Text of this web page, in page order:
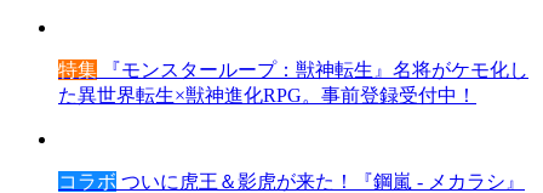
特集 『モンスターループ：獣神転生』名将がケモ化し
た異世界転生×獣神進化RPG。事前登録受付中！
コラボ ついに虎王＆影虎が来た！『鋼嵐 - メカラシ』